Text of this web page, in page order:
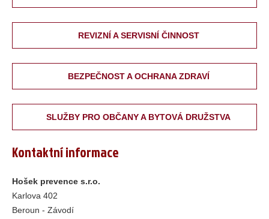
REVIZNÍ A SERVISNÍ ČINNOST
BEZPEČNOST A OCHRANA ZDRAVÍ
SLUŽBY PRO OBČANY A BYTOVÁ DRUŽSTVA
Kontaktní informace
Hošek prevence s.r.o.
Karlova 402
Beroun - Závodí